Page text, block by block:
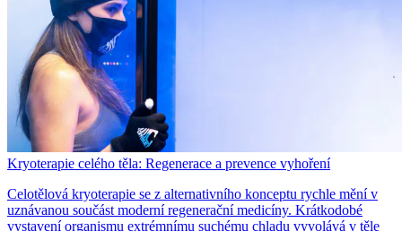
Kryoterapie celého těla: Regenerace a prevence vyhoření
Celotělová kryoterapie se z alternativního konceptu rychle mění v
uznávanou součást moderní regenerační medicíny. Krátkodobé
vystavení organismu extrémnímu suchému chladu vyvolává v těle